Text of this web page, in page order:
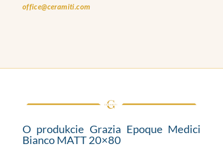
office@ceramiti.com
O produkcie Grazia Epoque Medici
Bianco MATT 20×80